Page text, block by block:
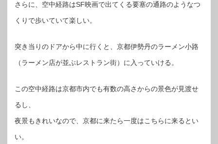
さらに、空中経路はSF映画で出てくる要塞の通路のようなつ
くりで歩いていて楽しい。
突き当りのドアから中に行くと、京都伊勢丹のラーメン小路
（ラーメン店が並ぶレストラン街）に入っていける。
この空中経路は京都市内でも有数の高さからの景色が見渡せ
るし、
夜景もきれいなので、京都に来たら一度はこちらに来るとい
い。